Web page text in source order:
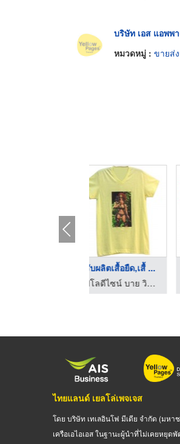
บริษัท เอส แอพพ
หมวดหมู่ : ขายส่
รับสั่งทำกระเป๋าผ้า
ไทยแลนด์ เยลโล่เพจเจส
โดย บริษัท เทเลอินโฟ มีเดีย จำกัด (มหา
เครือเอไอเอส ในฐานะผู้นำที่ไม่เคยหยุด